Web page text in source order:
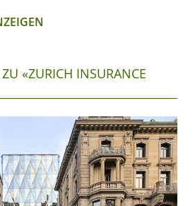
«ZURICH INSURANCE